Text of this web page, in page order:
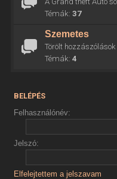
Témák: 37
Szemetes
Törölt hozzászólások
Témák: 4
BELÉPÉS
Felhasználónév:
Jelszó:
Elfelejtettem a jelszavam